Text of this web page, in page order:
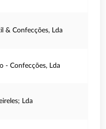
& Confecções, Lda
- Confecções, Lda
Lda